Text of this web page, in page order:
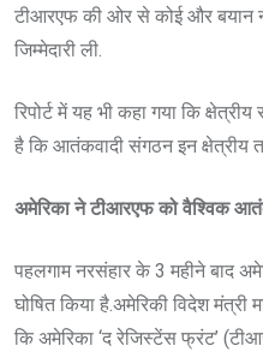
टीआरएफ की ओर से कोई और बयान
जिम्मेदारी ली.
रिपोर्ट में यह भी कहा गया कि
है कि आतंकवादी संगठन इन क्षेत्रीय
अमेरिका ने टीआरएफ को वैश्विक
पहलगाम नरसंहार के 3 महीने बाद
घोषित किया है.अमेरिकी विदेश मंत्री
कि अमेरिका ‘द रेजिस्टेंस फ्रंट’